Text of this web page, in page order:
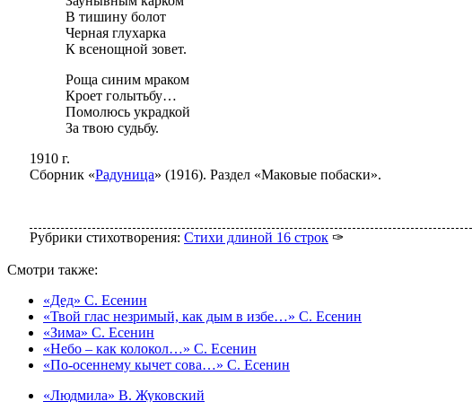
В тишину болот
Черная глухарка
К всенощной зовет.
Роща синим мраком
Кроет голытьбу…
Помолюсь украдкой
За твою судьбу.
1910 г.
Сборник «Радуница» (1916). Раздел «Маковые побаски».
Рубрики стихотворения: Стихи длиной 16 строк ✑
Смотри также:
«Дед» С. Есенин
«Твой глас незримый, как дым в избе…» С. Есенин
«Зима» С. Есенин
«Небо – как колокол…» С. Есенин
«По-осеннему кычет сова…» С. Есенин
«Людмила» В. Жуковский